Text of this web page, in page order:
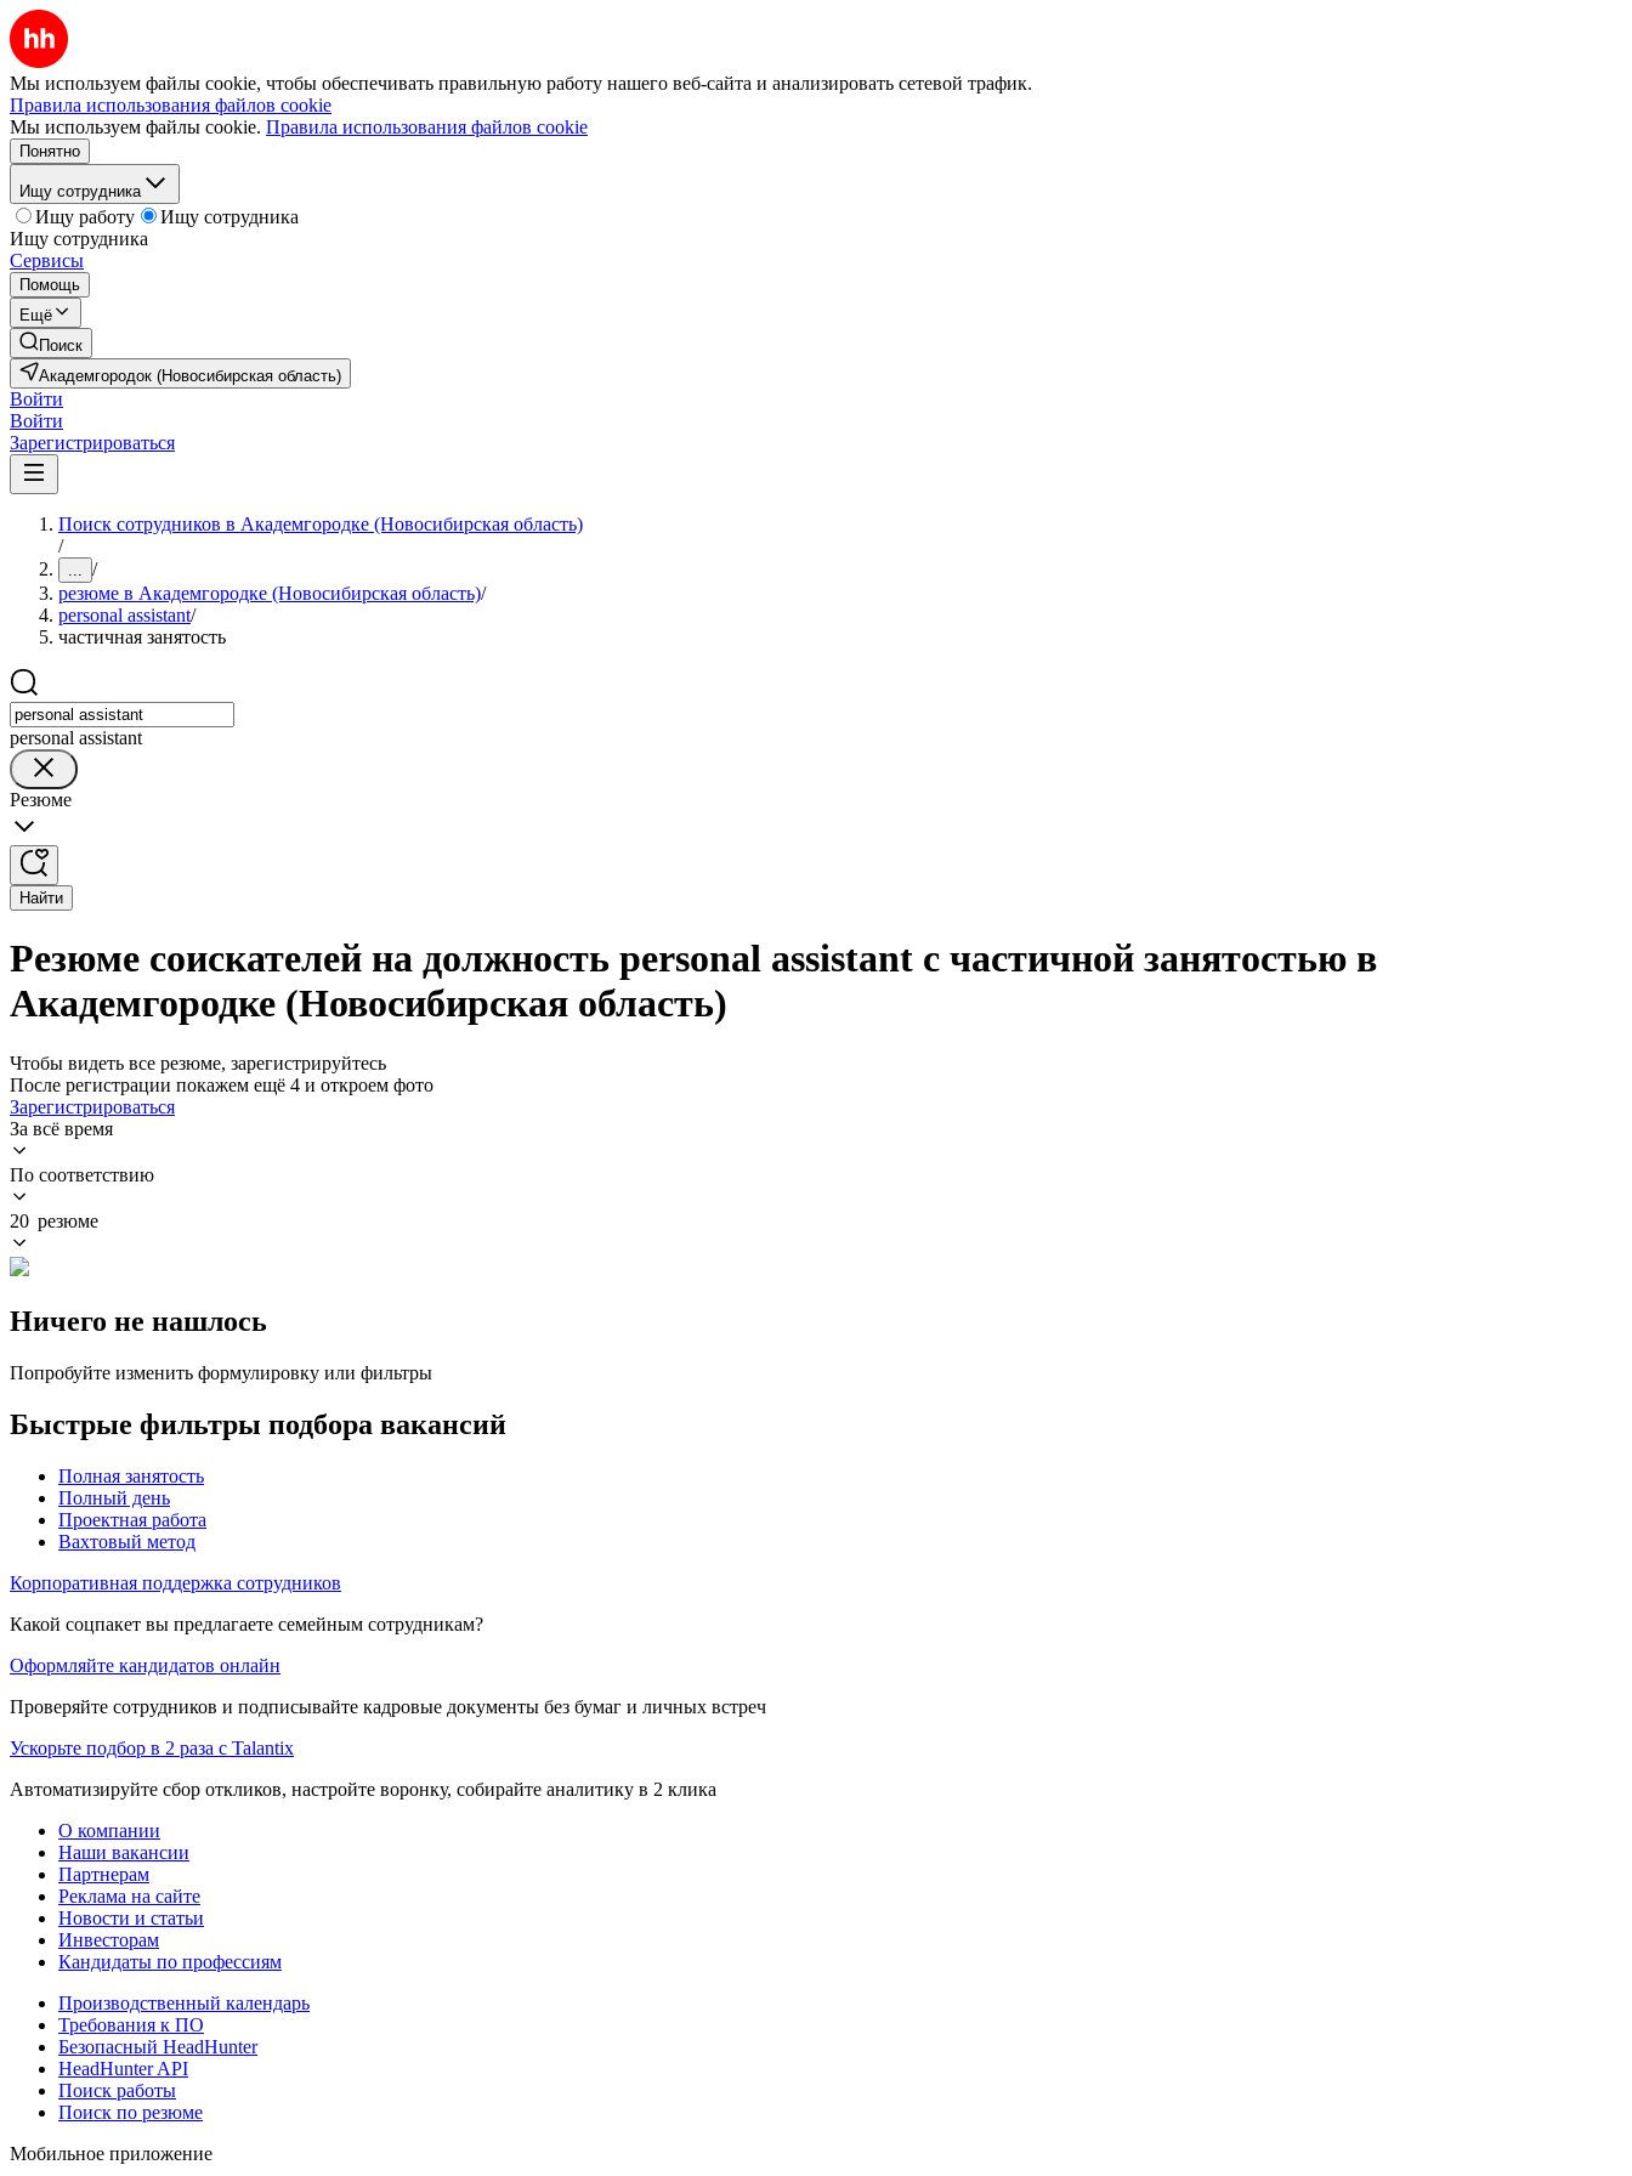
Мы используем файлы cookie, чтобы обеспечивать правильную работу нашего веб-сайта и анализировать сетевой трафик.
Правила использования файлов cookie
Мы используем файлы cookie. Правила использования файлов cookie
Понятно
Ищу сотрудника
Ищу работу
Ищу сотрудника
Ищу сотрудника
Сервисы
Помощь
Ещё
Поиск
Академгородок (Новосибирская область)
Войти
Войти
Зарегистрироваться
Поиск сотрудников в Академгородке (Новосибирская область)
/
... /
резюме в Академгородке (Новосибирская область)/
personal assistant/
частичная занятость
personal assistant
Резюме
Найти
Резюме соискателей на должность personal assistant с частичной занятостью в
Академгородке (Новосибирская область)
Чтобы видеть все резюме, зарегистрируйтесь
После регистрации покажем ещё 4 и откроем фото
Зарегистрироваться
За всё время
По соответствию
20 резюме
Ничего не нашлось
Попробуйте изменить формулировку или фильтры
Быстрые фильтры подбора вакансий
Полная занятость
Полный день
Проектная работа
Вахтовый метод
Корпоративная поддержка сотрудников
Какой соцпакет вы предлагаете семейным сотрудникам?
Оформляйте кандидатов онлайн
Проверяйте сотрудников и подписывайте кадровые документы без бумаг и личных встреч
Ускорьте подбор в 2 раза с Talantix
Автоматизируйте сбор откликов, настройте воронку, собирайте аналитику в 2 клика
О компании
Наши вакансии
Партнерам
Реклама на сайте
Новости и статьи
Инвесторам
Кандидаты по профессиям
Производственный календарь
Требования к ПО
Безопасный HeadHunter
HeadHunter API
Поиск работы
Поиск по резюме
Мобильное приложение